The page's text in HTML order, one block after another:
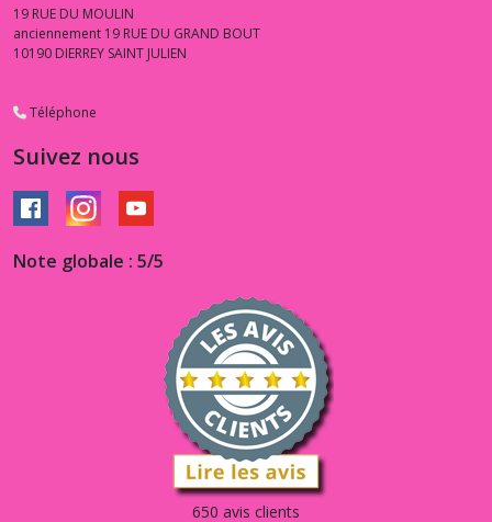
19 RUE DU MOULIN
anciennement 19 RUE DU GRAND BOUT
10190 DIERREY SAINT JULIEN
Téléphone
Suivez nous
Note globale : 5/5
650 avis clients